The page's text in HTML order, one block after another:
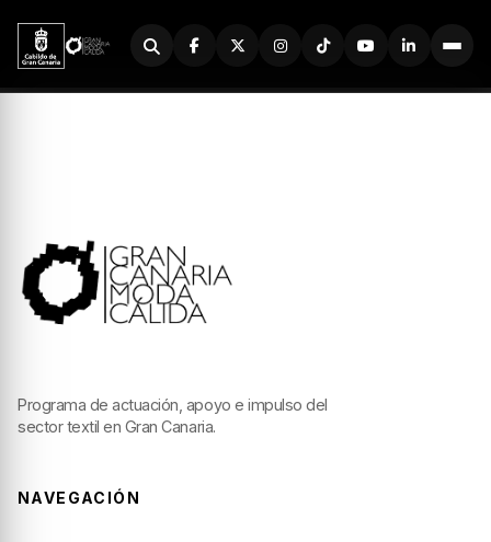
Buscador
Programa de actuación, apoyo e impulso del
sector textil en Gran Canaria.
NAVEGACIÓN